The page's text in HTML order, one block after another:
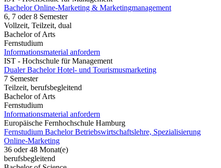
Bachelor Online-Marketing & Marketingmanagement
6, 7 oder 8 Semester
Vollzeit, Teilzeit, dual
Bachelor of Arts
Fernstudium
Informationsmaterial anfordern
IST - Hochschule für Management
Dualer Bachelor Hotel- und Tourismusmarketing
7 Semester
Teilzeit, berufsbegleitend
Bachelor of Arts
Fernstudium
Informationsmaterial anfordern
Europäische Fernhochschule Hamburg
Fernstudium Bachelor Betriebswirtschaftslehre, Spezialisierung
Online-Marketing
36 oder 48 Monat(e)
berufsbegleitend